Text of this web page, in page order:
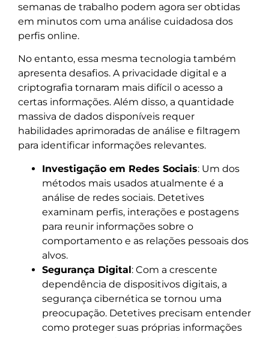
semanas de trabalho podem agora ser obtidas
em minutos com uma análise cuidadosa dos
perfis online.
No entanto, essa mesma tecnologia também
apresenta desafios. A privacidade digital e a
criptografia tornaram mais difícil o acesso a
certas informações. Além disso, a quantidade
massiva de dados disponíveis requer
habilidades aprimoradas de análise e filtragem
para identificar informações relevantes.
Investigação em Redes Sociais: Um dos
métodos mais usados atualmente é a
análise de redes sociais. Detetives
examinam perfis, interações e postagens
para reunir informações sobre o
comportamento e as relações pessoais dos
alvos.
Segurança Digital: Com a crescente
dependência de dispositivos digitais, a
segurança cibernética se tornou uma
preocupação. Detetives precisam entender
como proteger suas próprias informações